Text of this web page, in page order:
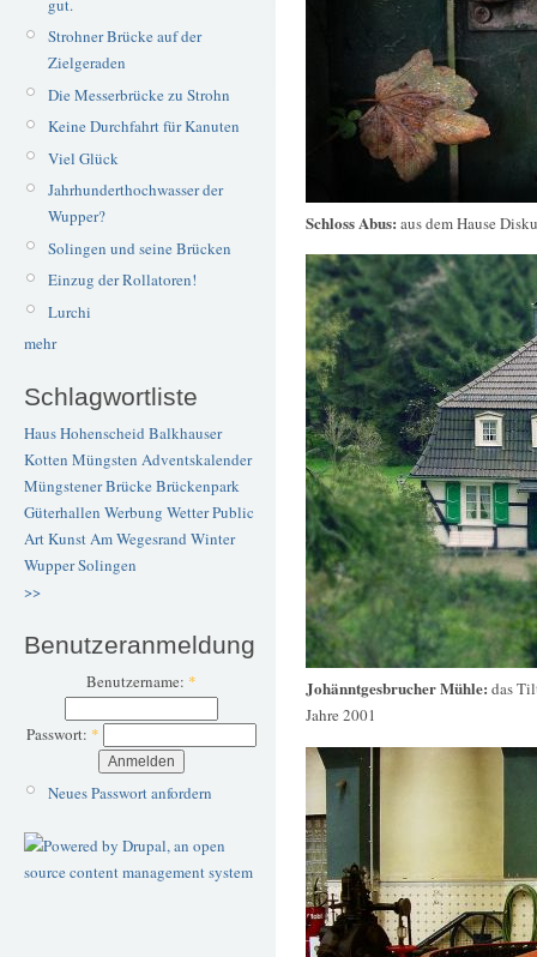
Strohner Brücke auf der
Zielgeraden
Die Messerbrücke zu Strohn
Keine Durchfahrt für Kanuten
Viel Glück
Jahrhunderthochwasser der
Wupper?
Solingen und seine Brücken
Einzug der Rollatoren!
Lurchi
mehr
Schlagwortliste
Haus Hohenscheid Balkhauser
Kotten Müngsten Adventskalender
Müngstener BrückeBrückenpark
Güterhallen Werbung WetterPublic
ArtKunstAm Wegesrand Winter
WupperSolingen
>>
Benutzeranmeldung
Benutzername: *
Passwort: *
Neues Passwort anfordern
Schloss Abus: aus dem Hause
Johänntgesbrucher Mühle: das
Jahre 2001